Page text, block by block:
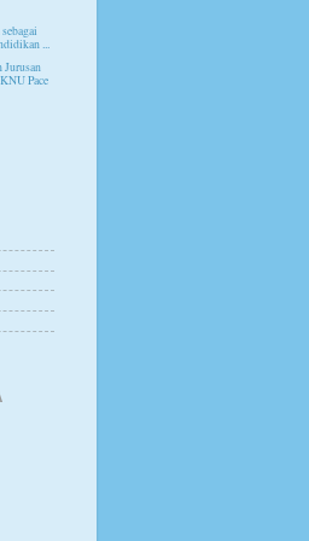
...
Jurusan
Pace